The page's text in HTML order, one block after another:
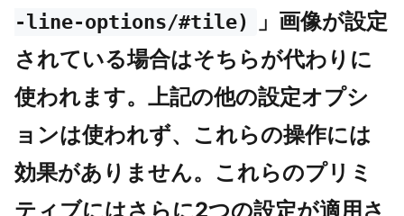
-line-options/#tile)
」画像が設定
されている場合はそちらが代わりに
使われます。上記の他の設定オプシ
ョンは使われず、これらの操作には
効果がありません。これらのプリミ
ティブにはさらに2つの設定が適用さ